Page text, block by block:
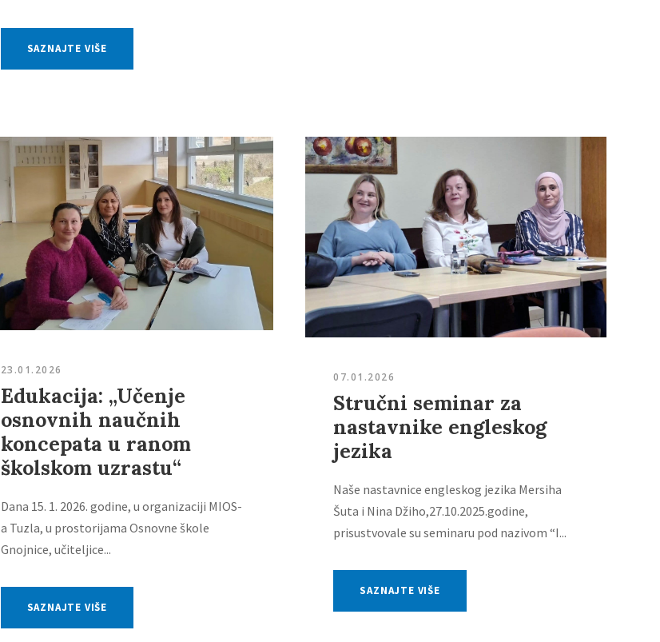
SAZNAJTE VIŠE
23.01.2026
Edukacija: „Učenje
osnovnih naučnih
koncepata u ranom
školskom uzrastu“
Dana 15. 1. 2026. godine, u organizaciji MIOS-
a Tuzla, u prostorijama Osnovne škole
Gnojnice, učiteljice...
SAZNAJTE VIŠE
07.01.2026
Stručni seminar za
nastavnike engleskog
jezika
Naše nastavnice engleskog jezika Mersiha
Šuta i Nina Džiho,27.10.2025.godine,
prisustvovale su seminaru pod nazivom “I...
SAZNAJTE VIŠE